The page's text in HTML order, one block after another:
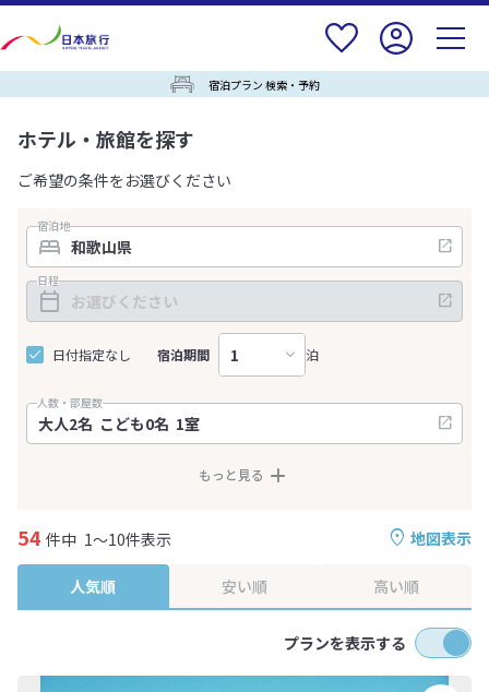
宿泊プラン 検索・予約
ホテル・旅館を探す
ご希望の条件をお選びください
宿泊地
日程
日付指定なし 宿泊期間 泊
人数・部屋数
もっと見る
地図表示
54 件中 1～10件表示
人気順 安い順 高い順
プランを表示する